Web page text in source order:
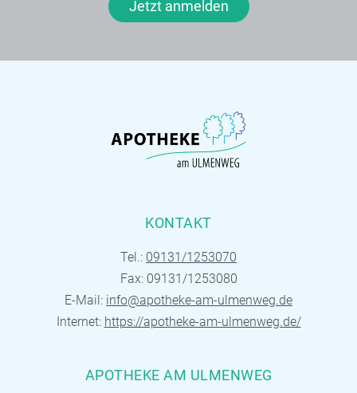
Jetzt anmelden
KONTAKT
Tel.: 09131/1253070
Fax: 09131/1253080
E-Mail: info@apotheke-am-ulmenweg.de
Internet: https://apotheke-am-ulmenweg.de/
APOTHEKE AM ULMENWEG